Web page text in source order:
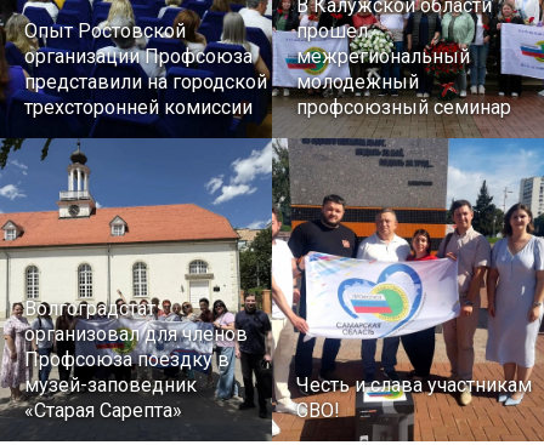
Опыт Ростовской
организации Профсоюза
представили на городской
трехсторонней комиссии
В Калужской области
прошел
межрегиональный
молодежный
профсоюзный семинар
Волгоградстат
организовал для членов
Профсоюза поездку в
музей-заповедник
«Старая Сарепта»
Честь и слава участникам
СВО!